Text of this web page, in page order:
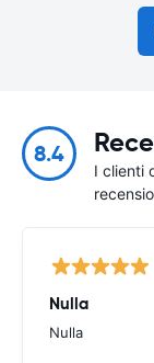
8.4
I clienti
Nulla
Nulla